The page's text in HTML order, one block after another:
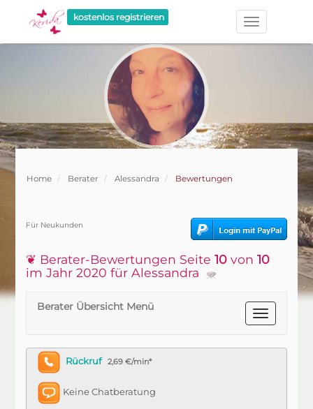
kostenlos registrieren
Home Berater Alessandra Bewertungen
Für Neukunden
❦ Berater-Bewertungen Seite10 von10
im Jahr 2020 für Alessandra
Berater Übersicht Menü
Rückruf 2,69 €/min*
Keine Chatberatung